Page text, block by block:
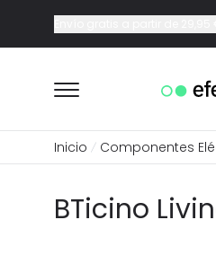
Inicio Componentes
BTicino